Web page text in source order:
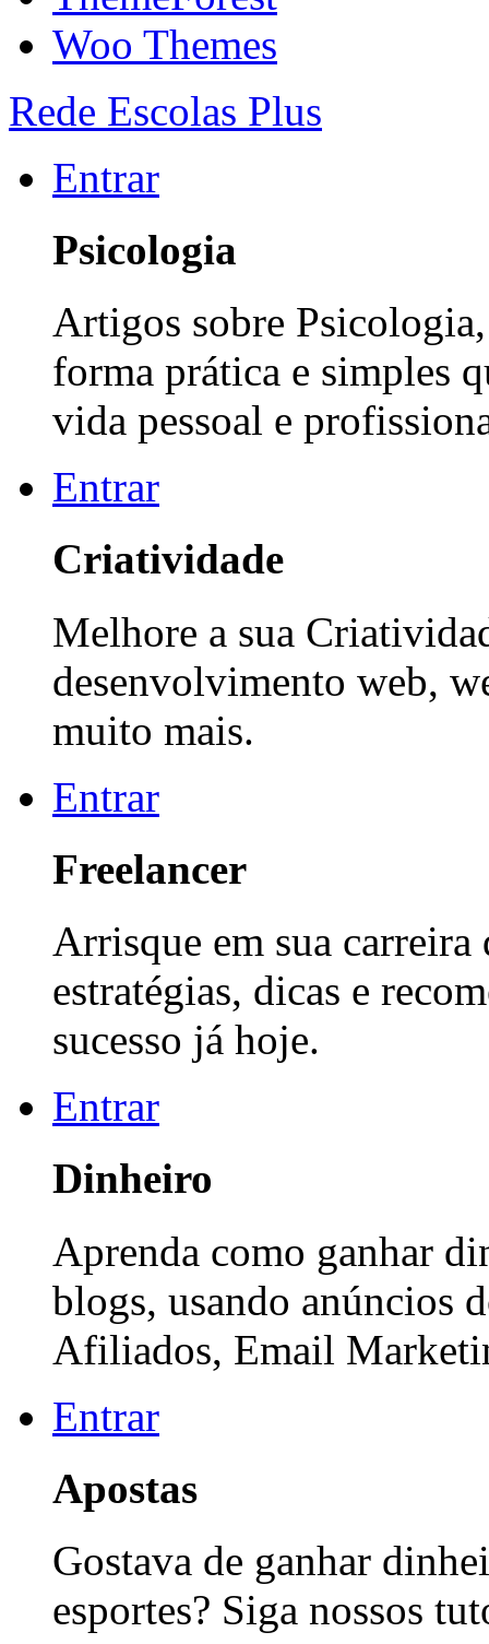
Woo Themes
Rede Escolas Plus
Entrar
Psicologia
Artigos sobre
forma prática e simples
vida pessoal e
Entrar
Criatividade
Melhore a sua
desenvolvimento web,
muito mais.
Entrar
Freelancer
Arrisque em sua carreira
estratégias, dicas e
sucesso já hoje.
Entrar
Dinheiro
Aprenda como ganhar
blogs, usando anúncios
Afiliados, Email
Entrar
Apostas
Gostava de ganhar
esportes? Siga nossos